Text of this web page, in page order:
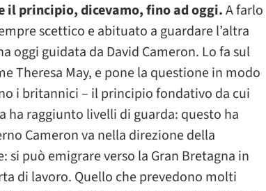
il principio, dicevamo, fino ad oggi.A farlo
scettico e abituato a guardare l’altra
oggi guidata da David Cameron. Lo fa sul
Theresa May, e pone la questione in modo
i britannici – il principio fondativo da cui
raggiunto livelli di guarda: questo ha
Cameron va nella direzione della
può emigrare verso la Gran Bretagna in
di lavoro. Quello che prevedono molti